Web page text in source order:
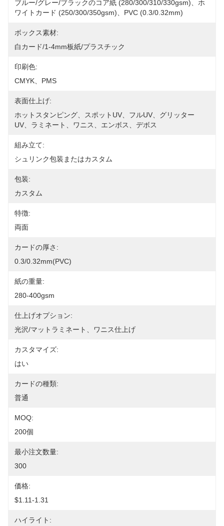
ブルー/グレー/ブラックのコア紙 (280/300/310/330gsm)、ホ
ワイトカード (250/300/350gsm)、PVC (0.3/0.32mm)
ボックス素材:
白カード/1-4mm板紙/プラスチック
印刷色:
CMYK、PMS
表面仕上げ:
ホットスタンピング、スポットUV、フルUV、グリッター
UV、ラミネート、ワニス、エンボス、デボス
組み立て:
シュリンク包装またはカスタム
包装:
カスタム
特徴:
両面
カードの厚さ:
0.3/0.32mm(PVC)
紙の重量:
280-400gsm
仕上げオプション:
光沢/マットラミネート、ワニス仕上げ
カスタマイズ:
はい
カードの種類:
普通
MOQ:
200個
最小注文数量:
300
価格:
$1.11-1.31
ハイライト: